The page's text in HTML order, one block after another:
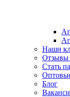
Наши
Отзывы
Стать
Блог